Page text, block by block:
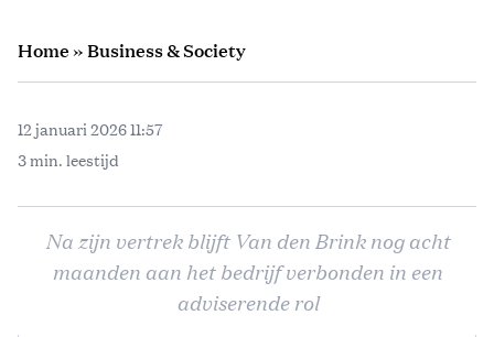
Home»Business & Society
12 januari 2026 11:57
3 min. leestijd
Na zijn vertrek blijft Van den Brink nog acht
maanden aan het bedrijf verbonden in een
adviserende rol